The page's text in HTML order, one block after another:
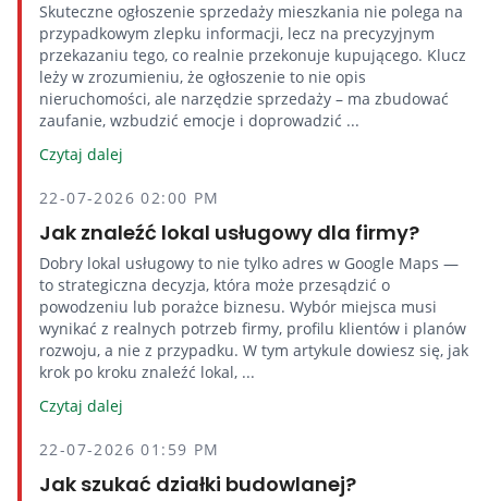
Skuteczne ogłoszenie sprzedaży mieszkania nie polega na
przypadkowym zlepku informacji, lecz na precyzyjnym
przekazaniu tego, co realnie przekonuje kupującego. Klucz
leży w zrozumieniu, że ogłoszenie to nie opis
nieruchomości, ale narzędzie sprzedaży – ma zbudować
zaufanie, wzbudzić emocje i doprowadzić ...
Czytaj dalej
22-07-2026 02:00 PM
Jak znaleźć lokal usługowy dla firmy?
Dobry lokal usługowy to nie tylko adres w Google Maps —
to strategiczna decyzja, która może przesądzić o
powodzeniu lub porażce biznesu. Wybór miejsca musi
wynikać z realnych potrzeb firmy, profilu klientów i planów
rozwoju, a nie z przypadku. W tym artykule dowiesz się, jak
krok po kroku znaleźć lokal, ...
Czytaj dalej
22-07-2026 01:59 PM
Jak szukać działki budowlanej?